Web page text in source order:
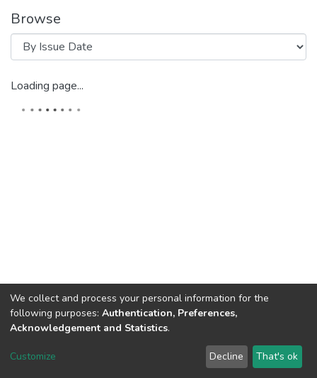
Browse
Loading page...
Dspace & Volodymyr Dahl East Ukrainian National University
LYRASIS
Send Feedback
We collect and process your personal information for the
following purposes: Authentication, Preferences,
Acknowledgement and Statistics.
Customize Decline That's ok